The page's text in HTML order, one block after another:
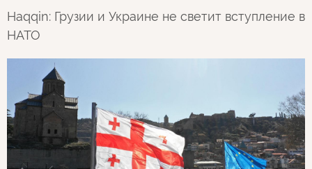
Haqqin: Грузии и Украине не светит вступление в
НАТО